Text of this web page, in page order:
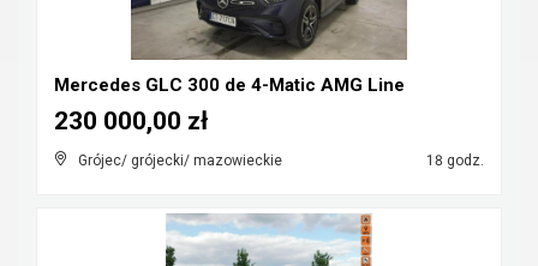
Mercedes GLC 300 de 4-Matic AMG Line
Grójec/ grójecki/ mazowieckie 18 godz.
230 000,00 zł